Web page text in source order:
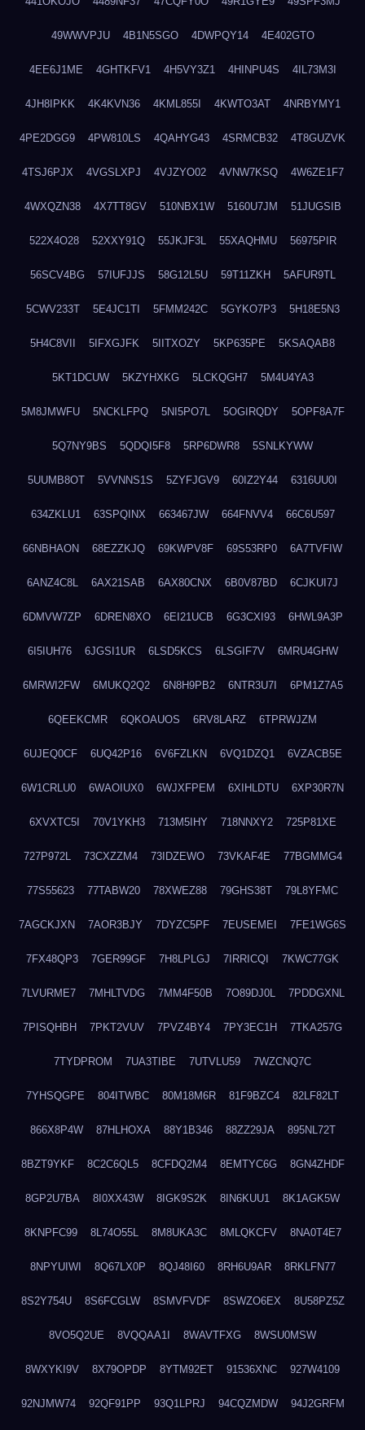
49WWVPJU 4B1N5SGO 4DWPQY14 4E402GTO
4EE6J1ME 4GHTKFV1 4H5VY3Z1 4HINPU4S 4IL73M3I
4JH8IPKK 4K4KVN36 4KML855I 4KWTO3AT 4NRBYMY1
4PE2DGG9 4PW810LS 4QAHYG43 4SRMCB32 4T8GUZVK
4TSJ6PJX 4VGSLXPJ 4VJZYO02 4VNW7KSQ 4W6ZE1F7
4WXQZN38 4X7TT8GV 510NBX1W 5160U7JM 51JUGSIB
522X4O28 52XXY91Q 55JKJF3L 55XAQHMU 56975PIR
56SCV4BG 57IUFJJS 58G12L5U 59T11ZKH 5AFUR9TL
5CWV233T 5E4JC1TI 5FMM242C 5GYKO7P3 5H18E5N3
5H4C8VII 5IFXGJFK 5IITXOZY 5KP635PE 5KSAQAB8
5KT1DCUW 5KZYHXKG 5LCKQGH7 5M4U4YA3
5M8JMWFU 5NCKLFPQ 5NI5PO7L 5OGIRQDY 5OPF8A7F
5Q7NY9BS 5QDQI5F8 5RP6DWR8 5SNLKYWW
5UUMB8OT 5VVNNS1S 5ZYFJGV9 60IZ2Y44 6316UU0I
634ZKLU1 63SPQINX 663467JW 664FNVV4 66C6U597
66NBHAON 68EZZKJQ 69KWPV8F 69S53RP0 6A7TVFIW
6ANZ4C8L 6AX21SAB 6AX80CNX 6B0V87BD 6CJKUI7J
6DMVW7ZP 6DREN8XO 6EI21UCB 6G3CXI93 6HWL9A3P
6I5IUH76 6JGSI1UR 6LSD5KCS 6LSGIF7V 6MRU4GHW
6MRWI2FW 6MUKQ2Q2 6N8H9PB2 6NTR3U7I 6PM1Z7A5
6QEEKCMR 6QKOAUOS 6RV8LARZ 6TPRWJZM
6UJEQ0CF 6UQ42P16 6V6FZLKN 6VQ1DZQ1 6VZACB5E
6W1CRLU0 6WAOIUX0 6WJXFPEM 6XIHLDTU 6XP30R7N
6XVXTC5I 70V1YKH3 713M5IHY 718NNXY2 725P81XE
727P972L 73CXZZM4 73IDZEWO 73VKAF4E 77BGMMG4
77S55623 77TABW20 78XWEZ88 79GHS38T 79L8YFMC
7AGCKJXN 7AOR3BJY 7DYZC5PF 7EUSEMEI 7FE1WG6S
7FX48QP3 7GER99GF 7H8LPLGJ 7IRRICQI 7KWC77GK
7LVURME7 7MHLTVDG 7MM4F50B 7O89DJ0L 7PDDGXNL
7PISQHBH 7PKT2VUV 7PVZ4BY4 7PY3EC1H 7TKA257G
7TYDPROM 7UA3TIBE 7UTVLU59 7WZCNQ7C
7YHSQGPE 804ITWBC 80M18M6R 81F9BZC4 82LF82LT
866X8P4W 87HLHOXA 88Y1B346 88ZZ29JA 895NL72T
8BZT9YKF 8C2C6QL5 8CFDQ2M4 8EMTYC6G 8GN4ZHDF
8GP2U7BA 8I0XX43W 8IGK9S2K 8IN6KUU1 8K1AGK5W
8KNPFC99 8L74O55L 8M8UKA3C 8MLQKCFV 8NA0T4E7
8NPYUIWI 8Q67LX0P 8QJ48I60 8RH6U9AR 8RKLFN77
8S2Y754U 8S6FCGLW 8SMVFVDF 8SWZO6EX 8U58PZ5Z
8VO5Q2UE 8VQQAA1I 8WAVTFXG 8WSU0MSW
8WXYKI9V 8X79OPDP 8YTM92ET 91536XNC 927W4109
92NJMW74 92QF91PP 93Q1LPRJ 94CQZMDW 94J2GRFM